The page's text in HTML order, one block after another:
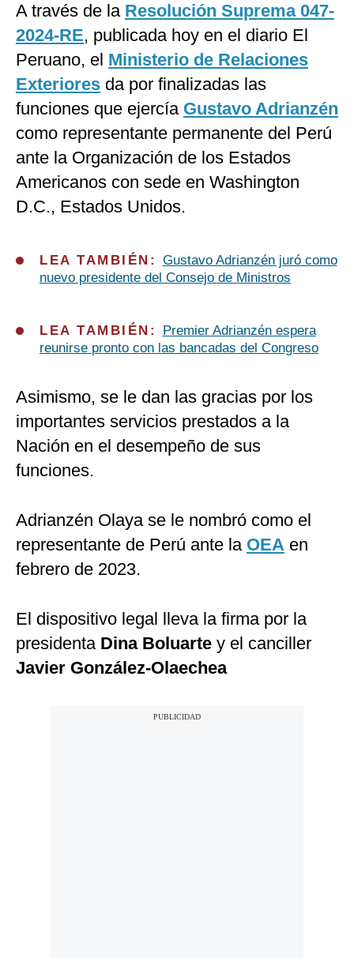
A través de la Resolución Suprema 047-
2024-RE, publicada hoy en el diario El
Peruano, el Ministerio de Relaciones
Exteriores da por finalizadas las
funciones que ejercía Gustavo Adrianzén
como representante permanente del Perú
ante la Organización de los Estados
Americanos con sede en Washington
D.C., Estados Unidos.
LEA TAMBIÉN: Gustavo Adrianzén juró como
nuevo presidente del Consejo de Ministros
LEA TAMBIÉN:
Premier Adrianzén espera
reunirse pronto con las bancadas del Congreso
Asimismo, se le dan las gracias por los
importantes servicios prestados a la
Nación en el desempeño de sus
funciones.
Adrianzén Olaya se le nombró como el
representante de Perú ante la OEA en
febrero de 2023.
El dispositivo legal lleva la firma por la
presidenta Dina Boluarte y el canciller
Javier González-Olaechea